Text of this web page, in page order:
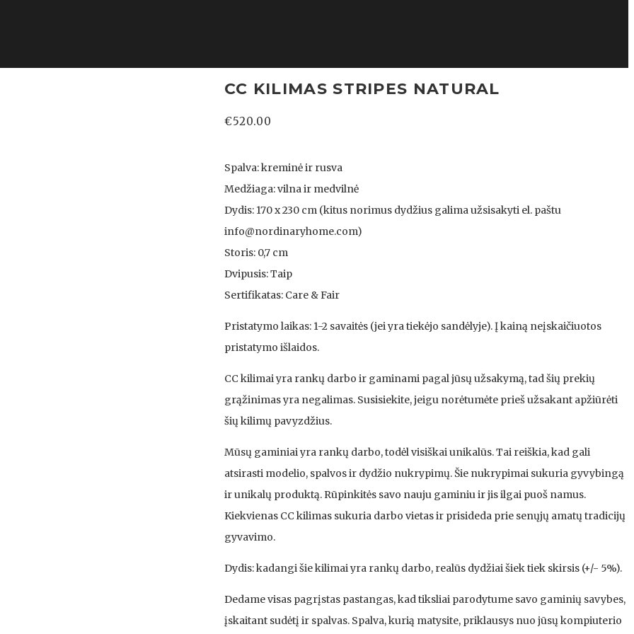
CC KILIMAS STRIPES NATURAL
€520.00
Spalva: kreminė ir rusva
Medžiaga: vilna ir medvilnė
Dydis: 170 x 230 cm (kitus norimus dydžius galima užsisakyti el. paštu
info@nordinaryhome.com)
Storis: 0,7 cm
Dvipusis: Taip
Sertifikatas: Care & Fair
Pristatymo laikas: 1-2 savaitės (jei yra tiekėjo sandėlyje). Į kainą neįskaičiuotos
pristatymo išlaidos.
CC kilimai yra rankų darbo ir gaminami pagal jūsų užsakymą, tad šių prekių
grąžinimas yra negalimas. Susisiekite, jeigu norėtumėte prieš užsakant apžiūrėti
šių kilimų pavyzdžius.
Mūsų gaminiai yra rankų darbo, todėl visiškai unikalūs. Tai reiškia, kad gali
atsirasti modelio, spalvos ir dydžio nukrypimų. Šie nukrypimai sukuria gyvybingą
ir unikalų produktą. Rūpinkitės savo nauju gaminiu ir jis ilgai puoš namus.
Kiekvienas CC kilimas sukuria darbo vietas ir prisideda prie senųjų amatų tradicijų
gyvavimo.
Dydis: kadangi šie kilimai yra rankų darbo, realūs dydžiai šiek tiek skirsis (+/- 5%).
Dedame visas pagrįstas pastangas, kad tiksliai parodytume savo gaminių savybes,
įskaitant sudėtį ir spalvas. Spalva, kurią matysite, priklausys nuo jūsų kompiuterio